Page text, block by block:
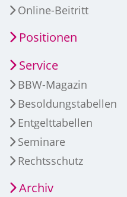
Online-Beitritt
Positionen
Service
BBW-Magazin
Besoldungstabellen
Entgelttabellen
Seminare
Rechtsschutz
Archiv